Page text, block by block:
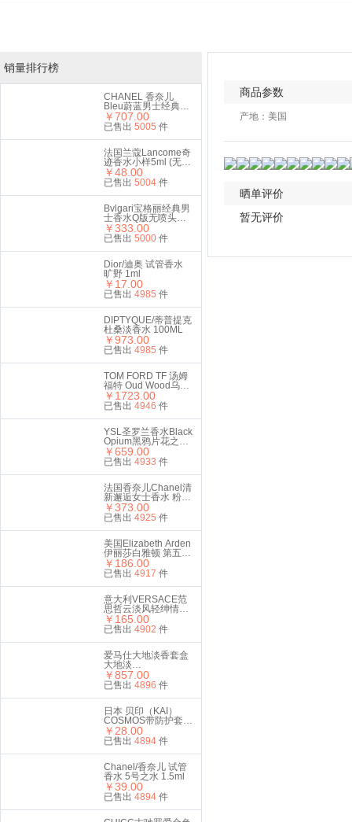
销量排行榜
CHANEL 香奈儿
Bleu蔚蓝男士经典浓
香水 100ml EDP 赠
送礼品袋
￥707.00
已售出 5005 件
法国兰蔻Lancome奇
迹香水小样5ml (无喷
头无盒）
￥48.00
已售出 5004件
Bvlgari宝格丽经典男
士香水Q版无喷头五
件套5ml*5 (碧蓝+蓝
茶+城市之光+城市森
林+酷幽）
￥333.00
已售出 5000件
Dior/迪奥 试管香水
旷野 1ml
￥17.00
已售出 4985 件
DIPTYQUE/蒂普提克
杜桑淡香水 100ML
￥973.00
已售出 4985 件
TOM FORD TF 汤姆
福特 Oud Wood乌木
沉香EDP 100ml
￥1723.00
已售出 4946 件
YSL圣罗兰香水Black
Opium黑鸦片花之怒
EDP 90ml
￥659.00
已售出 4933 件
法国香奈儿Chanel清
新邂逅女士香水 粉色
邂逅EDT淡香水50ml
￥373.00
已售出 4925 件
美国Elizabeth Arden
伊丽莎白雅顿 第五大
道女士香水 125ml
￥186.00
已售出 4917 件
意大利VERSACE范
思哲云淡风轻绅情男
士淡香水清新持久
30ml
￥165.00
已售出 4902 件
爱马仕大地淡香套盒
大地淡
100ml+12.5ml+40ml
须后水
￥857.00
已售出 4896 件
日本 贝印（KAI）
COSMOS带防护套新
手适用安全修眉刀蓝
色5支入
￥28.00
已售出 4894件
Chanel/香奈儿 试管
香水 5号之水 1.5ml
￥39.00
已售出 4894件
商品参数
产地：美国
晒单评价
暂无评价